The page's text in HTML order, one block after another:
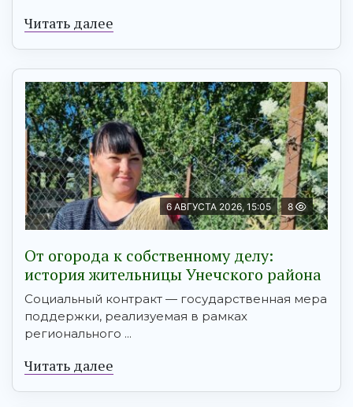
Читать далее
6 АВГУСТА 2026, 15:05 8
От огорода к собственному делу:
история жительницы Унечского района
Социальный контракт — государственная мера
поддержки, реализуемая в рамках
регионального ...
Читать далее